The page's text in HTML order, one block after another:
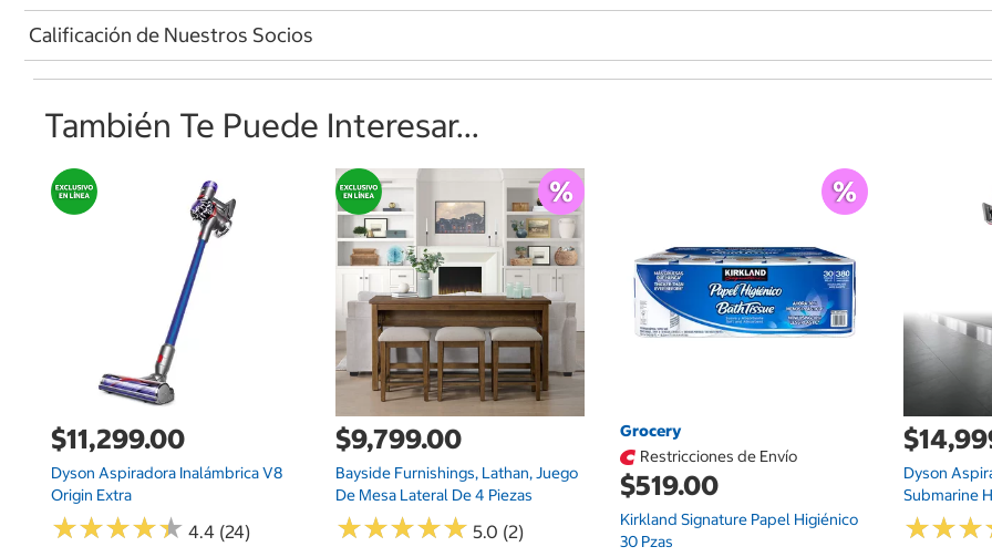
Calificación de Nuestros Socios
También Te Puede Interesar...
$11,299.00
Dyson Aspiradora Inalámbrica V8
Origin Extra
★★★★★
★★★★★ 4.4 (24)
$9,799.00
Bayside Furnishings, Lathan, Juego
De Mesa Lateral De 4 Piezas
★★★★★
★★★★★ 5.0 (2)
Grocery
Restricciones de Envío
$519.00
Kirkland Signature Papel Higiénico
30 Pzas
Dyson
Submarine
★★★
★★★